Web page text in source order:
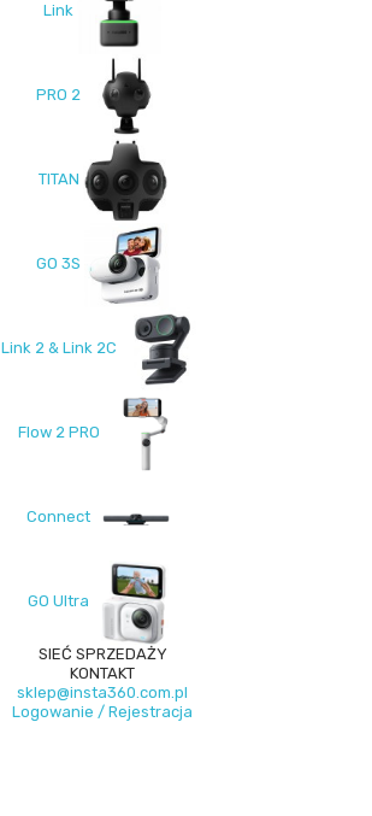
Link
PRO 2
TITAN
GO 3S
Link 2 & Link 2C
Flow 2 PRO
Connect
GO Ultra
SIEĆ SPRZEDAŻY
KONTAKT
sklep@insta360.com.pl
Logowanie / Rejestracja